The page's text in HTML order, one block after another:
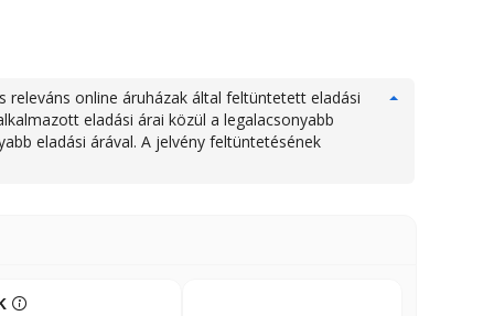
releváns online áruházak által feltüntetett eladási
eladási árai közül a legalacsonyabb
eladási árával. A jelvény feltüntetésének